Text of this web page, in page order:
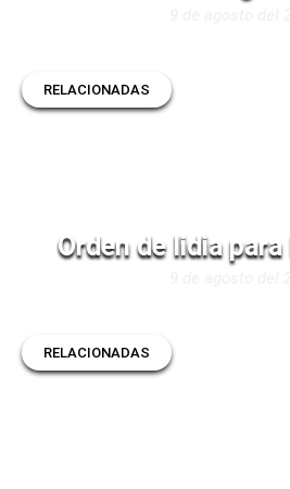
RELACIONADAS
Orden de lidia
RELACIONADAS